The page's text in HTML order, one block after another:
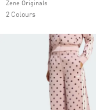
Žene Originals
2 Colours